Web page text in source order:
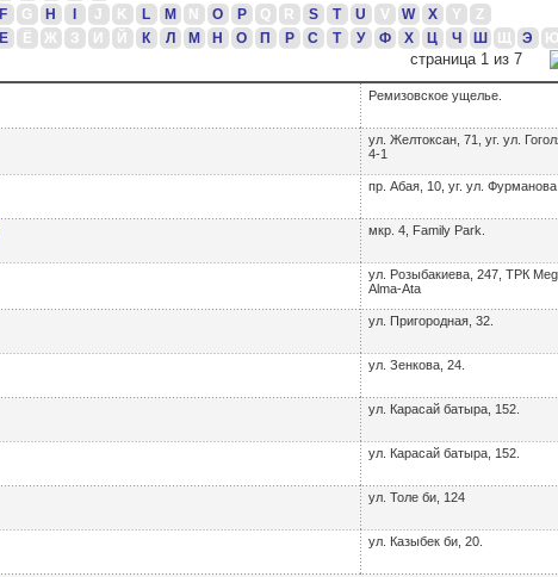
F G H J K L M N O P Q R S T U V W X Y
Z
Е Ё Ж З И Й К Л М Н О П Р С Т У Ф Х Ц Ч Ш Щ Э Ю
страница 1 из 7
Ремизовское ущелье.
ул. Желтоксан, 71, уг. ул.
4-1
пр. Абая, 10, уг. ул.
мкр. 4, Family Park.
ул. Розыбакиева, 247, ТРК
Alma-Ata
ул. Пригородная, 32.
ул. Зенкова, 24.
ул. Карасай батыра, 152.
ул. Карасай батыра, 152.
ул. Толе би, 124
ул. Казыбек би, 20.